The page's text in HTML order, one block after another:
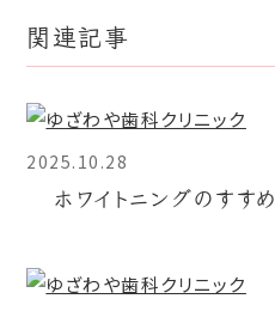
関連記事
2025.10.28
ホワイトニングのすすめ